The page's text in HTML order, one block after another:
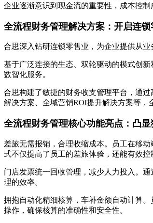
企业逐渐意识到现金流的重要性，成本控
全流程财务管理解决方案：开启连
合思深入钻研连锁零售业，为企业提供从
基于广泛连接的生态、双轮驱动的模式创新
数智化服务。
合思构建了敏捷的财务收支管理平台，通
解决方案、全域营销ROI提升解决方案等，
全流程财务管理核心功能亮点：凸
差旅无需报销，合理收缩成本。员工在移
式不仅提高了员工的差旅体验，还能有效控
门店发票统一回收管理，减少人力投入。
理的效率。
拥抱自动化精细核算，车补金额自动计算
操作，确保核算的准确性和安全性。